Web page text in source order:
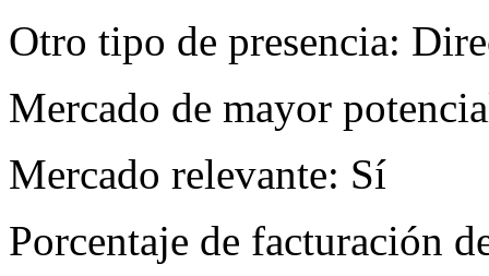
Otro tipo de presencia:
Mercado de mayor
Mercado relevante: Sí
Porcentaje de facturación